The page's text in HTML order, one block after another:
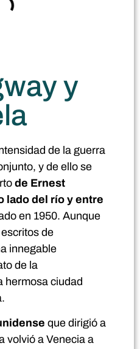
y
de la guerra
y de ello se
de Ernest
lado del río y entre
en 1950. Aunque
de
innegable
de la
hermosa ciudad
que dirigió a
volvió a Venecia a